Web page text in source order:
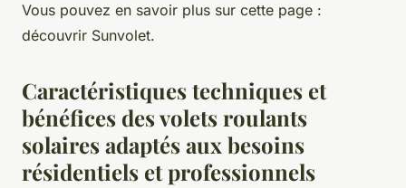
Vous pouvez en savoir plus sur cette page :
découvrir Sunvolet.
Caractéristiques techniques et
bénéfices des volets roulants
solaires adaptés aux besoins
résidentiels et professionnels